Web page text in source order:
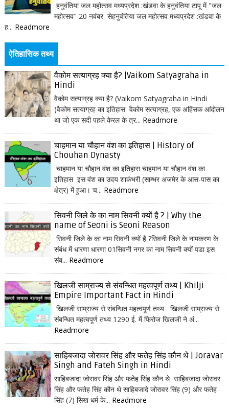
हनुवंतिया जल महोत्सव मध्यप्रदेश :खंडवा के हनुवंतिया टापू में "जल
महोत्सव" 20 नवंबर सेहनुवंतिया जल महोत्सव मध्यप्रदेश :खंडवा के
ह... Readmore
ऐतिहासिक तथ्य
वैकोम सत्याग्रह क्या है? |Vaikom Satyagraha in
Hindi
वैकोम सत्याग्रह क्या है? (Vaikom Satyagraha in Hindi
)वैकोम सत्याग्रह का इतिहास वैकोम सत्याग्रह, एक अहिंसक आंदोलन
था जो एक सदी पहले केरल के त्र... Readmore
चाहमान या चौहान वंश का इतिहास | History of
Chouhan Dynasty
चाहमान या चौहान वंश का इतिहास चाहमान या चौहान वंश का
इतिहास इस वंश का उदय शाकंभरी (साम्भर अजमेर के आस-पास का
क्षेत्र) में हुआ। च... Readmore
सिवनी जिले के का नाम सिवनी क्यों है ? | Why the
name of Seoni is Seoni Reason
सिवनी जिले के का नाम सिवनी क्यों है ?सिवनी जिले के नामकरण के
संबंध में धारणा धारणा 01सिवनी नगर का नाम सिवनी क्यों पडा इस
संब... Readmore
खिलजी साम्राज्य से संबन्धित महत्वपूर्ण तथ्य | Khilji
Empire Important Fact in Hindi
खिलजी साम्राज्य से संबन्धित महत्वपूर्ण तथ्य खिलजी साम्राज्य से
संबन्धित महत्वपूर्ण तथ्य 1290 ई. में फिरोज खिलजी ने अं...
Readmore
साहिबजादा जोरावर सिंह और फतेह सिंह कौन थे | Joravar
Singh and Fateh Singh in Hindi
साहिबजादा जोरावर सिंह और फतेह सिंह कौन थे साहिबजादा जोरावर
सिंह और फतेह सिंह कौन थे साहिबजादे जोरावर सिंह (9) और फतेह
सिंह (7) सिख धर्म के... Readmore